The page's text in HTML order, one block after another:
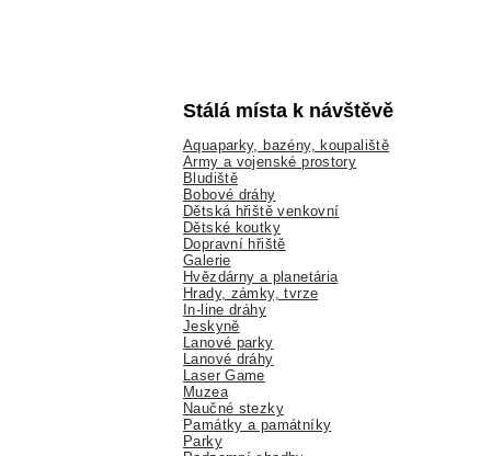
Stálá místa k návštěvě
Aquaparky, bazény, koupaliště
Army a vojenské prostory
Bludiště
Bobové dráhy
Dětská hřiště venkovní
Dětské koutky
Dopravní hřiště
Galerie
Hvězdárny a planetária
Hrady, zámky, tvrze
In-line dráhy
Jeskyně
Lanové parky
Lanové dráhy
Laser Game
Muzea
Naučné stezky
Památky a památníky
Parky